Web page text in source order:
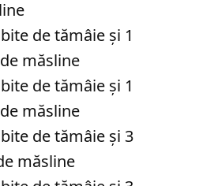
de tămâie și 1
măsline
de tămâie și 1
măsline
de tămâie și 3
măsline